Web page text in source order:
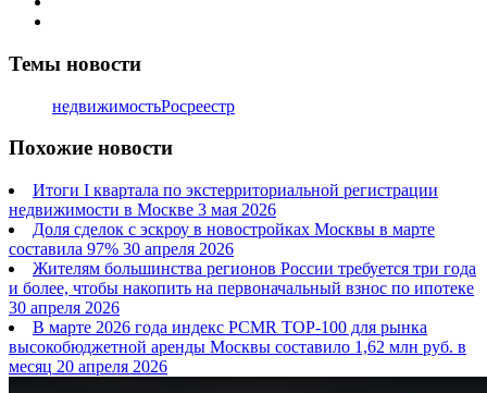
Темы новости
недвижимостьРосреестр
Похожие новости
Итоги I квартала по экстерриториальной регистрации
недвижимости в Москве 3 мая 2026
Доля сделок с эскроу в новостройках Москвы в марте
составила 97% 30 апреля 2026
Жителям большинства регионов России требуется три года
и более, чтобы накопить на первоначальный взнос по ипотеке
30 апреля 2026
В марте 2026 года индекс PCMR TOP-100 для рынка
высокобюджетной аренды Москвы составило 1,62 млн руб. в
месяц 20 апреля 2026